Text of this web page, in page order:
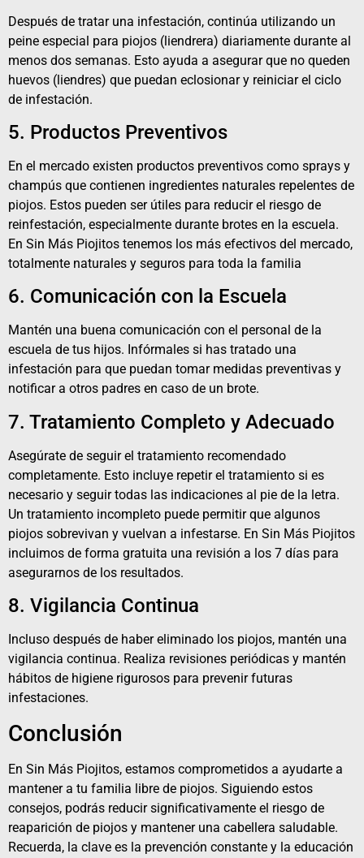
Después de tratar una infestación, continúa utilizando un
peine especial para piojos (liendrera) diariamente durante al
menos dos semanas. Esto ayuda a asegurar que no queden
huevos (liendres) que puedan eclosionar y reiniciar el ciclo
de infestación.
5. Productos Preventivos
En el mercado existen productos preventivos como sprays y
champús que contienen ingredientes naturales repelentes de
piojos. Estos pueden ser útiles para reducir el riesgo de
reinfestación, especialmente durante brotes en la escuela.
En Sin Más Piojitos tenemos los más efectivos del mercado,
totalmente naturales y seguros para toda la familia
6. Comunicación con la Escuela
Mantén una buena comunicación con el personal de la
escuela de tus hijos. Infórmales si has tratado una
infestación para que puedan tomar medidas preventivas y
notificar a otros padres en caso de un brote.
7. Tratamiento Completo y Adecuado
Asegúrate de seguir el tratamiento recomendado
completamente. Esto incluye repetir el tratamiento si es
necesario y seguir todas las indicaciones al pie de la letra.
Un tratamiento incompleto puede permitir que algunos
piojos sobrevivan y vuelvan a infestarse. En Sin Más Piojitos
incluimos de forma gratuita una revisión a los 7 días para
asegurarnos de los resultados.
8. Vigilancia Continua
Incluso después de haber eliminado los piojos, mantén una
vigilancia continua. Realiza revisiones periódicas y mantén
hábitos de higiene rigurosos para prevenir futuras
infestaciones.
Conclusión
En Sin Más Piojitos, estamos comprometidos a ayudarte a
mantener a tu familia libre de piojos. Siguiendo estos
consejos, podrás reducir significativamente el riesgo de
reaparición de piojos y mantener una cabellera saludable.
Recuerda, la clave es la prevención constante y la educación